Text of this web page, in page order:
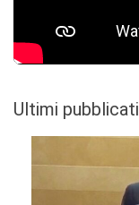
Ultimi pubblicati